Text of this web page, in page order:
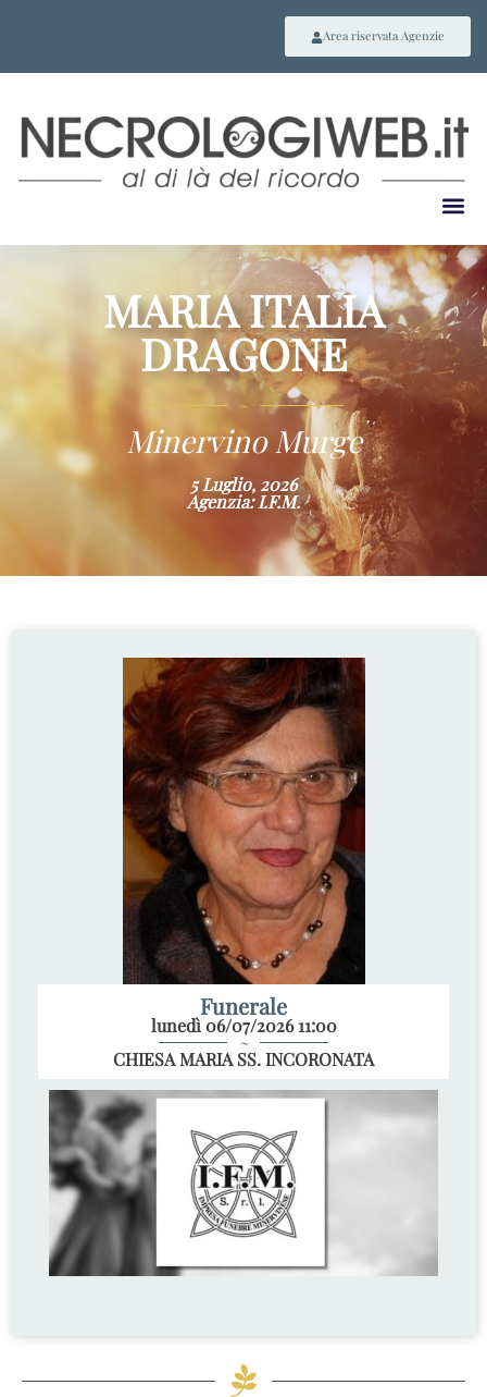
Area riservata Agenzie
MARIA ITALIA
DRAGONE
~
Minervino Murge
5 Luglio, 2026
Agenzia: I.F.M.
Funerale
lunedì 06/07/2026 11:00
~
CHIESA MARIA SS. INCORONATA